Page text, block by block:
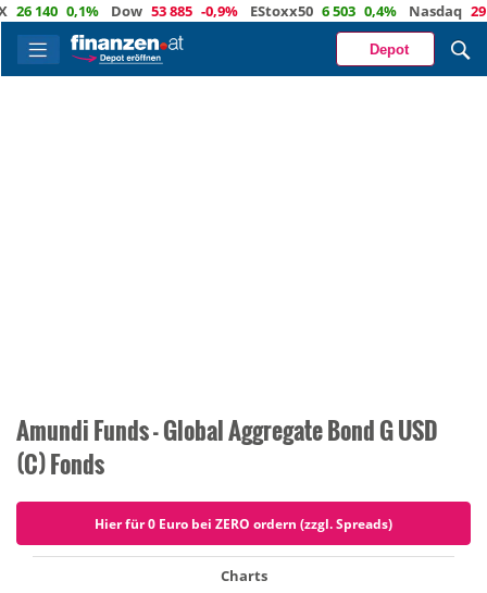
26 140 0,1% Dow 53 885 -0,9% EStoxx50 6 503 0,4% Nasdaq 29
Depot
Amundi Funds - Global Aggregate Bond G USD
(C) Fonds
Hier für 0 Euro bei ZERO ordern (zzgl. Spreads)
Charts